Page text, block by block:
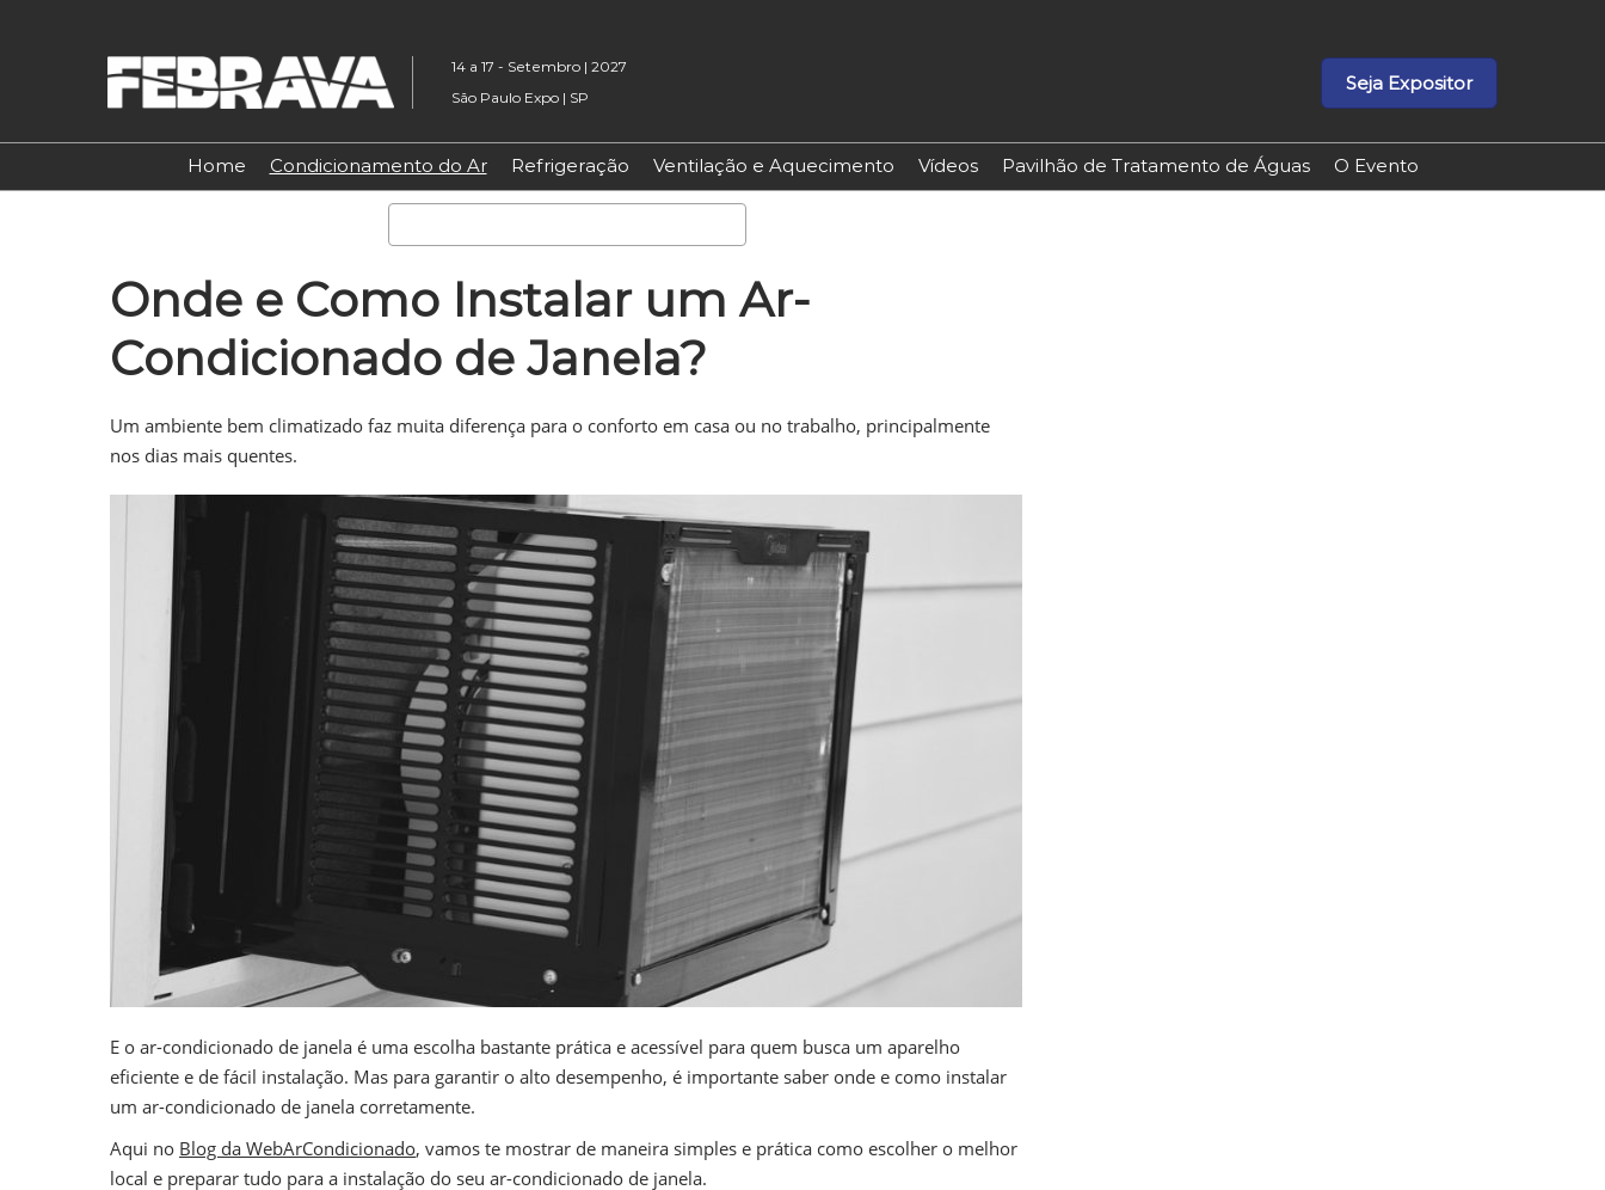
o
conteúdo
14 a 17 - Setembro | 2027
São Paulo Expo | SP
Seja Expositor
Home Condicionamento do Ar Refrigeração Ventilação e Aquecimento Vídeos Pavilhão de Tratamento de Águas O Evento
Onde e Como Instalar um Ar-
Condicionado de Janela?
Um ambiente bem climatizado faz muita diferença para o conforto em casa ou no trabalho, principalmente
nos dias mais quentes.
E o ar-condicionado de janela é uma escolha bastante prática e acessível para quem busca um aparelho
eficiente e de fácil instalação. Mas para garantir o alto desempenho, é importante saber onde e como instalar
um ar-condicionado de janela corretamente.
Aqui no Blog da WebArCondicionado, vamos te mostrar de maneira simples e prática como escolher o melhor
local e preparar tudo para a instalação do seu ar-condicionado de janela.